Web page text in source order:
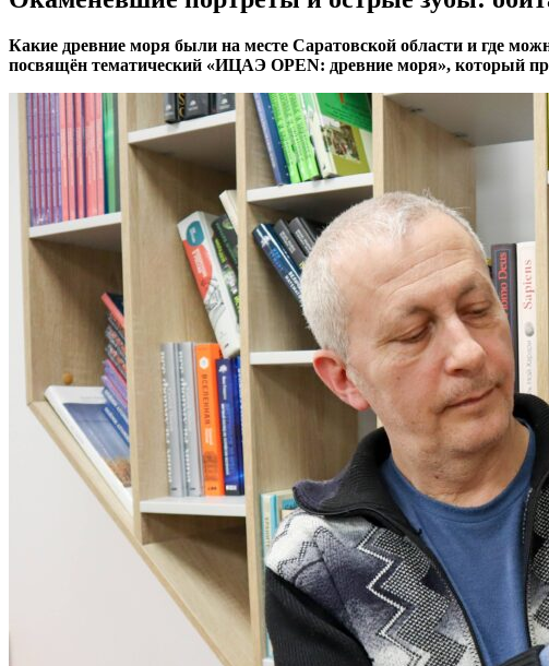
Какие древние моря были на месте Саратовской области и где
посвящён тематический «ИЦАЭ OPEN: древние моря», который